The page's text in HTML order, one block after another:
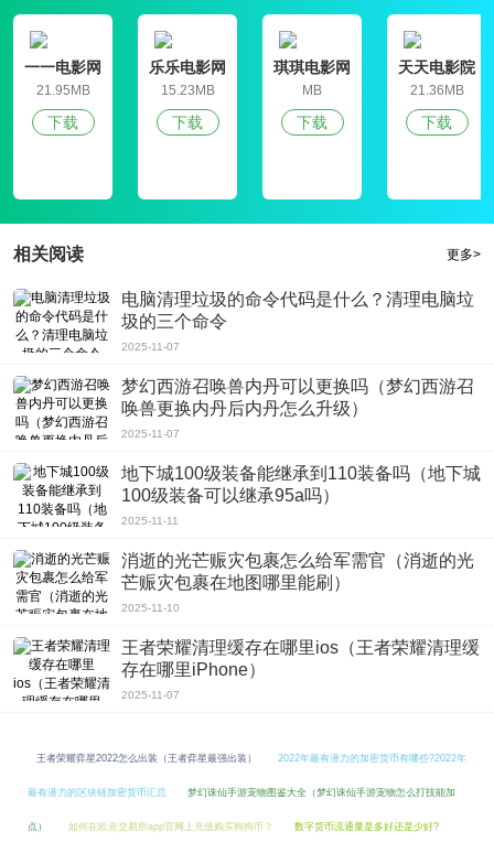
比较快。实时推送当下热门影视资讯。
软件亮点
1、播放清晰流畅，秒换频道与线路，不卡顿，8天节目全回看，未来3天节目提
前预约与提醒，海量资源一应俱全!
3、美丽主播在线直播众多网络红人达人与你一起嗨翻天，看客影视DIY您的个性
4、视频种类齐全，打造你身边最好用的播放平台，网罗最新资源追剧不等待,、
支持大家免费缓存，随时享受体验精彩观看;
软件评测
1122晗果影院播放器安卓最新版是一款非常优质的影视播放软件，无论是经典的
知道怎么找到想要的资源;
一一电影网
21.95MB
下载
乐乐电影网
15.23MB
下载
琪琪电影网
手机版
MB
下载
天天电影院
21.36MB
下载
相关阅读 更多>
电脑清理垃圾的命令代码是什么？清理电脑垃
圾的三个命令
2025-11-07
梦幻西游召唤兽内丹可以更换吗（梦幻西游召
唤兽更换内丹后内丹怎么升级）
2025-11-07
地下城100级装备能继承到110装备吗（地下城
100级装备可以继承95a吗）
2025-11-11
消逝的光芒赈灾包裹怎么给军需官（消逝的光
芒赈灾包裹在地图哪里能刷）
2025-11-10
王者荣耀清理缓存在哪里ios（王者荣耀清理缓
存在哪里iPhone）
2025-11-07
王者荣耀弈星2022怎么出装（王者弈星最强出装） 2022年最有潜力的加密货币有哪些?2022年
最有潜力的区块链加密货币汇总 梦幻诛仙手游宠物图鉴大全（梦幻诛仙手游宠物怎么打技能加
点） 如何在欧意交易所app官网上充值购买狗狗币？ 数字货币流通量是多好还是少好?